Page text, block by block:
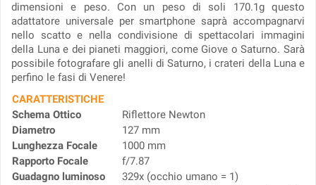
dimensioni e peso. Con un peso di soli 170.1g questo
adattatore universale per smartphone saprà accompagnarvi
nello scatto e nella condivisione di spettacolari immagini
della Luna e dei pianeti maggiori, come Giove o Saturno. Sarà
possibile fotografare gli anelli di Saturno, i crateri della Luna e
perfino le fasi di Venere!
CARATTERISTICHE
Schema Ottico
Riflettore Newton
Diametro
127 mm
Lunghezza Focale
1000 mm
Rapporto Focale
f/7.87
Guadagno luminoso
329x (occhio umano = 1)